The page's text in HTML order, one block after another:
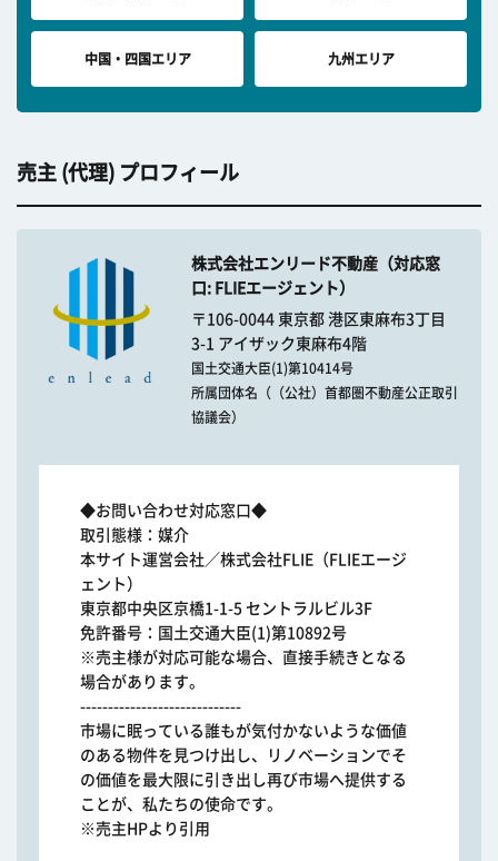
中国・四国エリア 九州エリア
売主 (代理) プロフィール
株式会社エンリード不動産（対応窓
口: FLIEエージェント）
〒106-0044 東京都 港区東麻布3丁目
3-1 アイザック東麻布4階
国土交通大臣(1)第10414号
所属団体名（（公社）首都圏不動産公正取引
協議会）
◆お問い合わせ対応窓口◆
取引態様：媒介
本サイト運営会社／株式会社FLIE（FLIEエージ
ェント）
東京都中央区京橋1-1-5 セントラルビル3F
免許番号：国土交通大臣(1)第10892号
※売主様が対応可能な場合、直接手続きとなる
場合があります。
-----------------------------
市場に眠っている誰もが気付かないような価値
のある物件を見つけ出し、リノベーションでそ
の価値を最大限に引き出し再び市場へ提供する
ことが、私たちの使命です。
※売主HPより引用